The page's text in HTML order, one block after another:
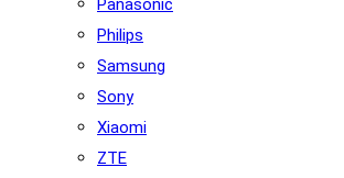
Panasonic
Philips
Samsung
Sony
Xiaomi
ZTE